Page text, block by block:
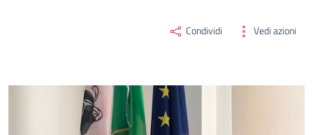
Condividi Vedi azioni